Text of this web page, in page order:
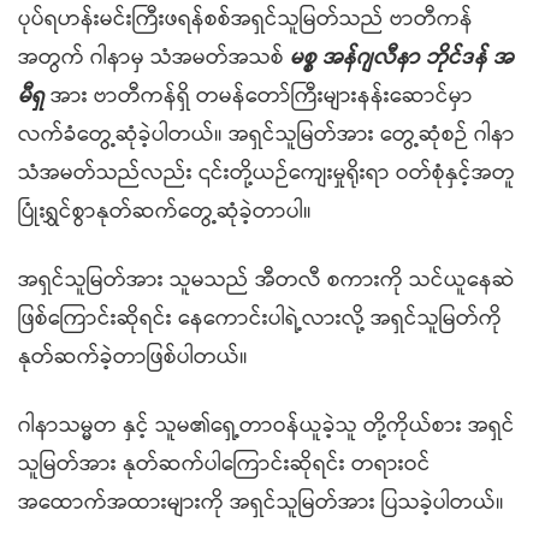
ပုပ်ရဟန်းမင်းကြီးဖရန်စစ်အရှင်သူမြတ်သည် ဗာတီကန်
အတွက် ဂါနာမှ သံအမတ်အသစ် မစ္စ အန်ဂျလီနာ ဘိုင်ဒန် အ
မီရှအား ဗာတီကန်ရှိ တမန်တော်ကြီးများနန်းဆောင်မှာ
လက်ခံတွေ့ဆုံခဲ့ပါတယ်။ အရှင်သူမြတ်အား တွေ့ဆုံစဉ် ဂါနာ
သံအမတ်သည်လည်း ၎င်းတို့ယဉ်ကျေးမှုရိုးရာ ဝတ်စုံနှင့်အတူ
ပြုံးရွှင်စွာနုတ်ဆက်တွေ့ဆုံခဲ့တာပါ။
အရှင်သူမြတ်အား သူမသည် အီတလီ စကားကို သင်ယူနေဆဲ
ဖြစ်ကြောင်းဆိုရင်း နေကောင်းပါရဲ့လားလို့ အရှင်သူမြတ်ကို
နုတ်ဆက်ခဲ့တာဖြစ်ပါတယ်။
ဂါနာသမ္မတ နှင့် သူမ၏ရှေ့တာဝန်ယူခဲ့သူ တို့ကိုယ်စား အရှင်
သူမြတ်အား နုတ်ဆက်ပါကြောင်းဆိုရင်း တရားဝင်
အထောက်အထားများကို အရှင်သူမြတ်အား ပြသခဲ့ပါတယ်။